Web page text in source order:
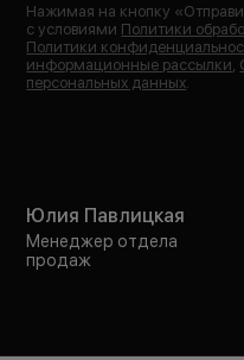
Нажимая на кнопку «
с условиями Политики
Политики
информационные рассылки
персональных данных
Юлия Павлицкая
Менеджер отдела
продаж